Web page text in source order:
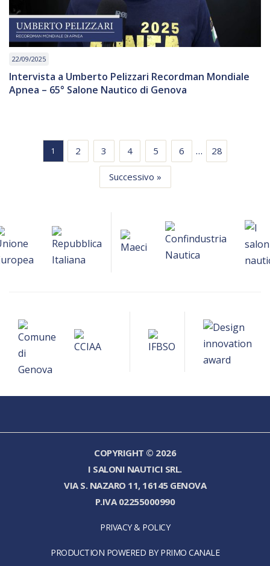
22/09/2025
Intervista a Umberto Pelizzari Recordman Mondiale
Apnea – 65° Salone Nautico di Genova
1 2 3 4 5 6 … 28
Successivo »
COPYRIGHT © 2026
I SALONI NAUTICI SRL.
VIA S. NAZARO 11, 16145 GENOVA
P.IVA 02255000990
PRIVACY & POLICY
PRODUCTION POWERED BY PRIMO CANALE